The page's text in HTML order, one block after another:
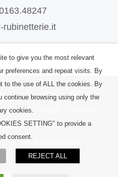
rubinetterie.it
| All Rights Reserved | P.IVA:
|L. 124/2017 – Riepilogo
to give you the most relevant
preferences and repeat visits. By
to the use of ALL the cookies. By
continue browsing using only the
cookies.
SETTING" to provide a
consent.
REJECT ALL